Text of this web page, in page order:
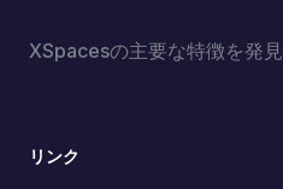
XSpacesの主要な特徴を発見
リンク